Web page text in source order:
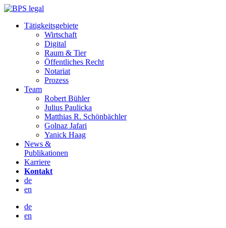
Inhalt
Tätigkeitsgebiete
Wirtschaft
Digital
Raum & Tier
Öffentliches Recht
Notariat
Prozess
Team
Robert Bühler
Julius Paulicka
Matthias R. Schönbächler
Golnaz Jafari
Yanick Haag
News &
Publikationen
Karriere
Kontakt
de
en
de
en